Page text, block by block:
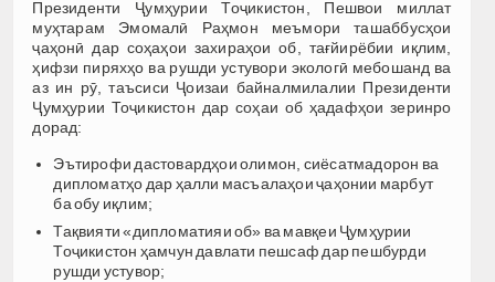
Президенти Ҷумҳурии Тоҷикистон, Пешвои миллат
муҳтарам Эмомалӣ Раҳмон меъмори ташаббусҳои
ҷаҳонӣ дар соҳаҳои захираҳои об, тағйирёбии иқлим,
ҳифзи пиряхҳо ва рушди устувори экологӣ мебошанд ва
аз ин рӯ, таъсиси Ҷоизаи байналмилалии Президенти
Ҷумҳурии Тоҷикистон дар соҳаи об ҳадафҳои зеринро
дорад:
Эътирофи дастовардҳои олимон, сиёсатмадорон ва
дипломатҳо дар ҳалли масъалаҳои ҷаҳонии марбут
ба обу иқлим;
Тақвияти «дипломатияи об» ва мавқеи Ҷумҳурии
Тоҷикистон ҳамчун давлати пешсаф дар пешбурди
рушди устувор;